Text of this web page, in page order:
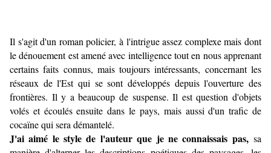
Il s'agit d'un roman policier, à l'intrigue assez complexe mais dont
le dénouement est amené avec intelligence tout en nous apprenant
certains faits connus, mais toujours intéressants, concernant les
réseaux de l'Est qui se sont développés depuis l'ouverture des
frontières. Il y a beaucoup de suspense. Il est question d'objets
volés et écoulés ensuite dans le pays, mais aussi d'un trafic de
cocaïne qui sera démantelé.
J'ai aimé le style de l'auteur que je ne connaissais pas,sa